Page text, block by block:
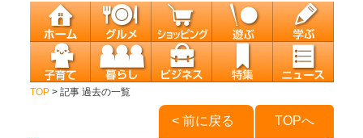
TOP> 記事 過去の一覧
TOPへ
< 前に戻る